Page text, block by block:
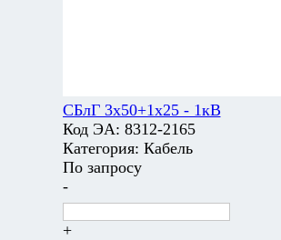
СБлГ 3х50+1х25 - 1кВ
Код ЭА: 8312-2165
Категория: Кабель
По запросу
-
+